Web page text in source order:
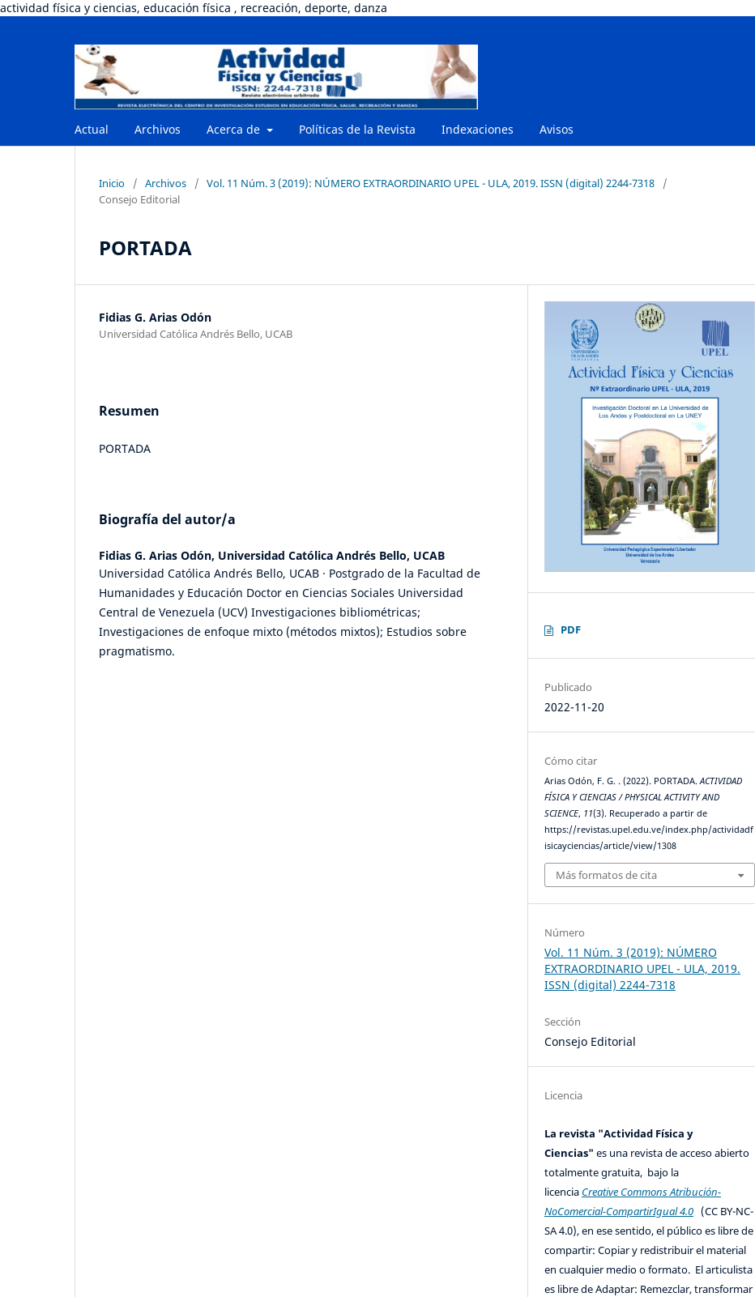
actividad física y ciencias, educación física , recreación, deporte, danza
Actual Archivos Acerca de Políticas de la Revista Indexaciones Avisos
Inicio / Archivos / Vol. 11 Núm. 3 (2019): NÚMERO EXTRAORDINARIO UPEL - ULA, 2019. ISSN (digital) 2244-7318
/
Consejo Editorial
PORTADA
Fidias G. Arias Odón
Universidad Católica Andrés Bello, UCAB
Resumen
PORTADA
Biografía del autor/a
Fidias G. Arias Odón, Universidad Católica Andrés Bello, UCAB
Universidad Católica Andrés Bello, UCAB · Postgrado de la Facultad de
Humanidades y Educación Doctor en Ciencias Sociales Universidad
Central de Venezuela (UCV) Investigaciones bibliométricas;
Investigaciones de enfoque mixto (métodos mixtos); Estudios sobre
pragmatismo.
PDF
Publicado
2022-11-20
Cómo citar
Arias Odón, F. G. . (2022). PORTADA.ACTIVIDAD
FÍSICA Y CIENCIAS / PHYSICAL ACTIVITY AND
SCIENCE, 11(3). Recuperado a partir de
https://revistas.upel.edu.ve/index.php/actividadf
isicayciencias/article/view/1308
Más formatos de cita
Número
Vol. 11 Núm. 3 (2019): NÚMERO
EXTRAORDINARIO UPEL - ULA, 2019.
ISSN (digital) 2244-7318
Sección
Consejo Editorial
Licencia
La revista "Actividad Física y
Ciencias"es una revista de acceso abierto
totalmente gratuita, bajo la
licencia Creative Commons Atribución-
NoComercial-CompartirIgual 4.0 (CC BY-NC-
SA 4.0), en ese sentido, el público es libre de
compartir: Copiar y redistribuir el material
en cualquier medio o formato. El articulista
es libre de Adaptar: Remezclar, transformar